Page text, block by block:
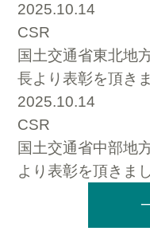
2025.10.14
CSR
国土交通省東北地
長より表彰を頂き
2025.10.14
CSR
国土交通省中部地
より表彰を頂きま